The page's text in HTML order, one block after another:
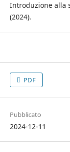
Introduzione alla
(2024).
PDF
Pubblicato
2024-12-11